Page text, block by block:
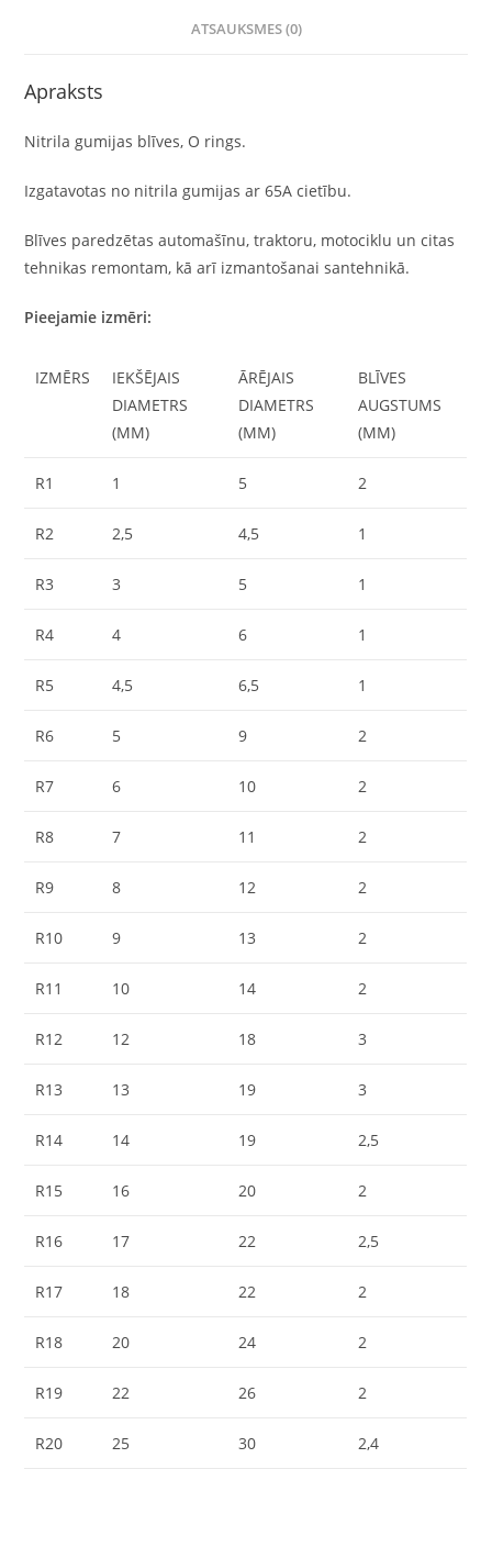
ATSAUKSMES (0)
Apraksts
Nitrila gumijas blīves, O rings.
Izgatavotas no nitrila gumijas ar 65A cietību.
Blīves paredzētas automašīnu, traktoru, motociklu un citas
tehnikas remontam, kā arī izmantošanai santehnikā.
Pieejamie izmēri:
IZMĒRS
IEKŠĒJAIS
DIAMETRS
(MM)
ĀRĒJAIS
DIAMETRS
(MM)
BLĪVES
AUGSTUMS
(MM)
R1 1 5 2
R2 2,5 4,5 1
R3 3 5 1
R4 4 6 1
R5 4,5 6,5 1
R6 5 9 2
R7 6 10 2
R8 7 11 2
R9 8 12 2
R10 9 13 2
R11 10 14 2
R12 12 18 3
R13 13 19 3
R14 14 19 2,5
R15 16 20 2
R16 17 22 2,5
R17 18 22 2
R18 20 24 2
R19 22 26 2
R20 25 30 2,4